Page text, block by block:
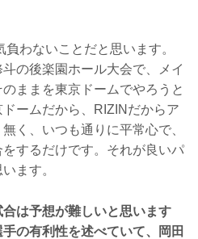
わないことだと思います。
の後楽園ホール大会で、メイ
ままを東京ドームでやろうと
ームだから、RIZINだからア
く、いつも通りに平常心で、
するだけです。それが良いパ
ます。
は予想が難しいと思います
の有利性を述べていて、岡田